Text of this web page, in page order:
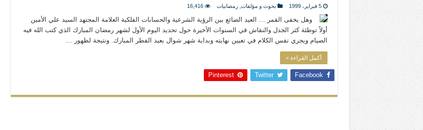
ليست المنفعة تأتي من إسلامية النّظام كما لا تأتي المضرة من مسيحية النظام
المتهاون بوطنه متهاون بدينه حتماً
نسج العلاقة مع الآخر تكون من خلال منظومة القيم و المبادئ الانسانية التي تجعل الناس سواسية لا تفرق بينهم أعراق و
5 فبراير، 1999 بحوث و مؤلفات ,رمضانيات 16,416
وهل يخفى القمر … العيد الضائع بين الرؤية الشرعية والحسابات الفلكية العلامة المجتهد السيد علي الأمين
أولاً توطئة كثر الجدل والنقاش في السنوات الأخيرة حول تحديد اليوم الأول لشهر رمضان المبارك الذي كتب الله فيه
الصيام ويجري نفس الكلام في تعيين نهايته وبداية شهر شوال بعيد الفطر المبارك. ونتيجة لظهور …
أكمل القراءة »
Facebook
Twitter
Pinterest
تيك توك